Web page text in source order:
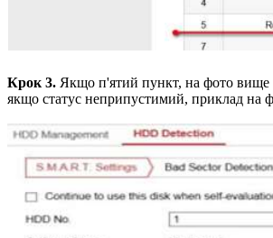
Крок 3. Якщо п'ятий пункт, на фото вище
якщо статус неприпустимий, приклад на